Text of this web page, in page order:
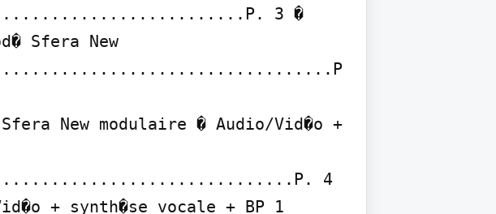
3 �
Sfera New
4
+ synth�se vocale + BP 1